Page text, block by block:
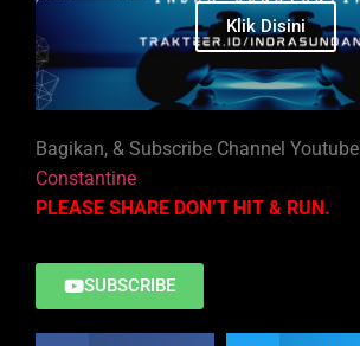
Klik Disini
Bagikan, & Subscribe Channel Youtube
Constantine
PLEASE SHARE DON’T HIT & RUN.
SUBSCRIBE